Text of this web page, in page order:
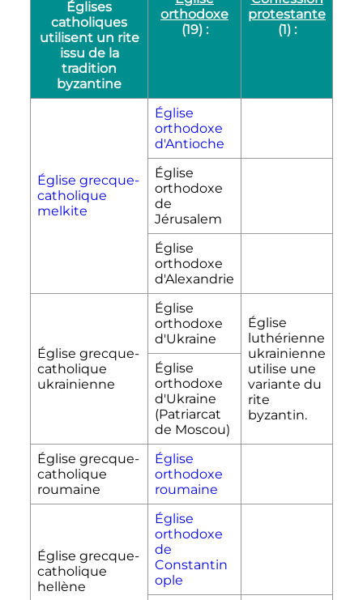
Églises
catholiques
utilisent un rite
issu de la
tradition
byzantine
orthodoxe
(19) :
protestante
(1) :
Église grecque-
catholique
melkite
Église
orthodoxe
d'Antioche
Église
orthodoxe
de
Jérusalem
Église
orthodoxe
d'Alexandrie
Église grecque-
catholique
ukrainienne
Église
orthodoxe
d'Ukraine
Église
luthérienne
ukrainienne
utilise une
variante du
rite
byzantin.
Église
orthodoxe
d'Ukraine
(Patriarcat
de Moscou)
Église grecque-
catholique
roumaine
Église
orthodoxe
roumaine
Église grecque-
catholique
hellène
Église
orthodoxe
de
Constantin
ople